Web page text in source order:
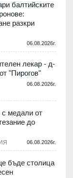
балтийските
разкри
06.08.2026г.
лекар - д-
"Пирогов"
06.08.2026г.
с медали от
до
06.08.2026г.
бъде столица